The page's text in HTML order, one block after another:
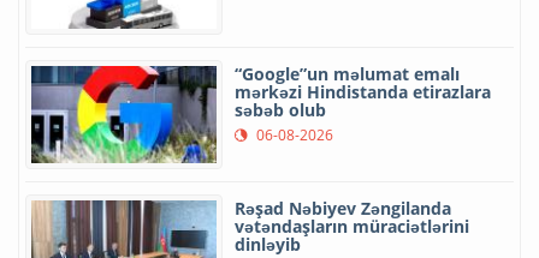
“Google”un məlumat emalı
mərkəzi Hindistanda etirazlara
səbəb olub
06-08-2026
Rəşad Nəbiyev Zəngilanda
vətəndaşların müraciətlərini
dinləyib